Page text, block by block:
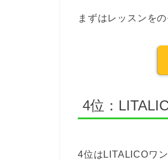
まずはレッスンを
4位：
4位はLITALICOワ